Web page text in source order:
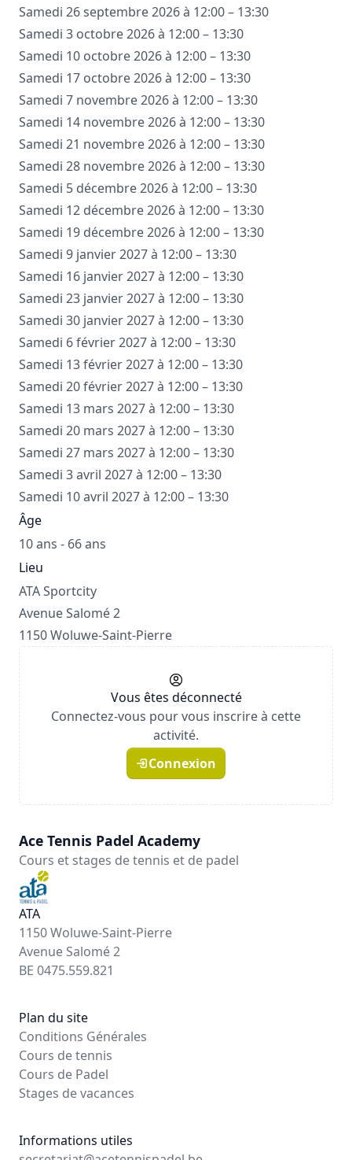
Samedi 26 septembre 2026 à 12:00 – 13:30
Samedi 3 octobre 2026 à 12:00 – 13:30
Samedi 10 octobre 2026 à 12:00 – 13:30
Samedi 17 octobre 2026 à 12:00 – 13:30
Samedi 7 novembre 2026 à 12:00 – 13:30
Samedi 14 novembre 2026 à 12:00 – 13:30
Samedi 21 novembre 2026 à 12:00 – 13:30
Samedi 28 novembre 2026 à 12:00 – 13:30
Samedi 5 décembre 2026 à 12:00 – 13:30
Samedi 12 décembre 2026 à 12:00 – 13:30
Samedi 19 décembre 2026 à 12:00 – 13:30
Samedi 9 janvier 2027 à 12:00 – 13:30
Samedi 16 janvier 2027 à 12:00 – 13:30
Samedi 23 janvier 2027 à 12:00 – 13:30
Samedi 30 janvier 2027 à 12:00 – 13:30
Samedi 6 février 2027 à 12:00 – 13:30
Samedi 13 février 2027 à 12:00 – 13:30
Samedi 20 février 2027 à 12:00 – 13:30
Samedi 13 mars 2027 à 12:00 – 13:30
Samedi 20 mars 2027 à 12:00 – 13:30
Samedi 27 mars 2027 à 12:00 – 13:30
Samedi 3 avril 2027 à 12:00 – 13:30
Samedi 10 avril 2027 à 12:00 – 13:30
Âge
10 ans - 66 ans
Lieu
ATA Sportcity
Avenue Salomé 2
1150 Woluwe-Saint-Pierre
Vous êtes déconnecté
Connectez-vous pour vous inscrire à cette
activité.
Connexion
Ace Tennis Padel Academy
Cours et stages de tennis et de padel
ATA
1150 Woluwe-Saint-Pierre
Avenue Salomé 2
BE 0475.559.821
Plan du site
Conditions Générales
Cours de tennis
Cours de Padel
Stages de vacances
Informations utiles